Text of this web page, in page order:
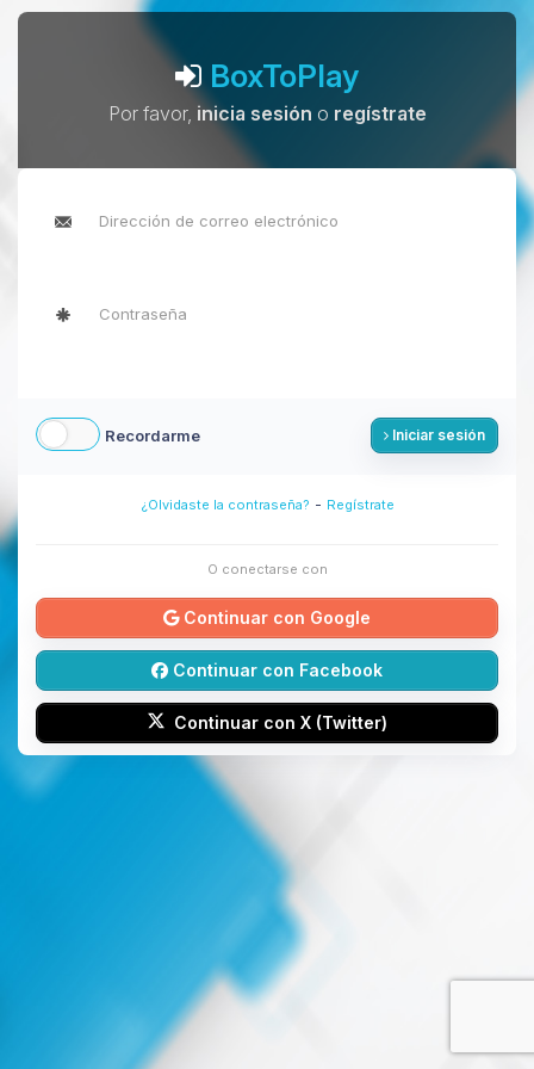
BoxToPlay
Por favor, inicia sesión o regístrate
Recordarme Iniciar sesión
¿Olvidaste la contraseña? - Regístrate
O conectarse con
Continuar con Google
Continuar con Facebook
Continuar con X (Twitter)